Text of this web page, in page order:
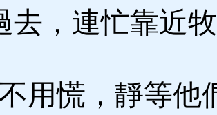
去，連忙靠近
用慌，靜等他